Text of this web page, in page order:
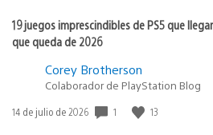
19 juegos imprescindibles de PS5 que
que queda de 2026
Corey Brotherson
Colaborador de PlayStation Blog
Fecha
14 de julio de 2026 1 13